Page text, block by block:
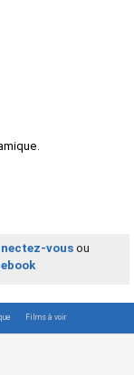
vousou
Films à voir